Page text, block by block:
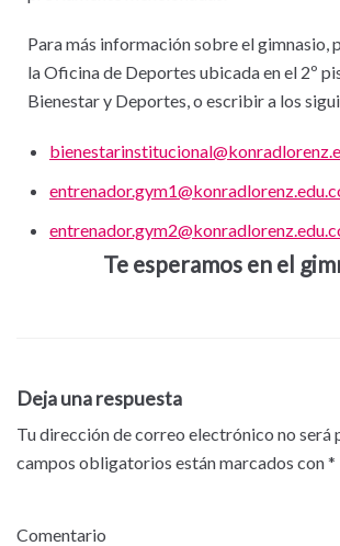
Para más información sobre el gimnasio,
la Oficina de Deportes ubicada en el 2º
Bienestar y Deportes, o escribir a los
Te esperamos en el
Deja una respuesta
Tu dirección de correo electrónico no será
campos obligatorios están marcados con*
Comentario